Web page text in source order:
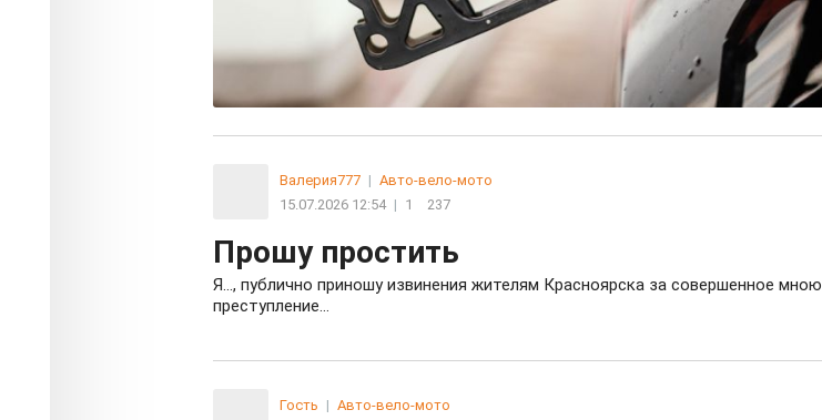
Валерия777 | Авто-вело-мото
15.07.2026 12:54 | 1 237
Прошу простить
Я…, публично приношу извинения жителям Красноярска за совершенное мною
преступление…
Гость | Авто-вело-мото